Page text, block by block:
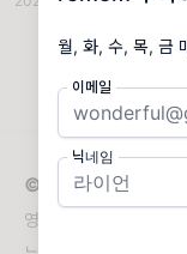
월, 화, 수, 목, 금
이메일
닉네임
바닥을 구르는 순간에도
© 2026 remem
영감을 주는 메시지.